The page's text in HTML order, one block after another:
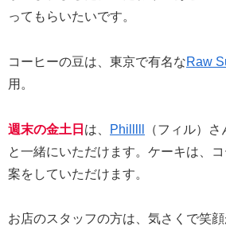
ってもらいたいです。
コーヒーの豆は、東京で有名なRaw
用。
週末の金土日 は、 Philllll
（フィル）
と一緒にいただけます。ケーキは、
案をしていただけます。
お店のスタッフの方は、気さくで笑顔